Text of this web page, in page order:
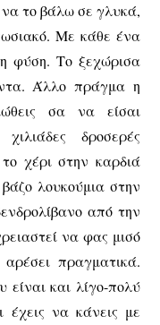
το βάλω σε γλυκά,
Με κάθε ένα
φύση. Το ξεχώρισα
Άλλο πράγμα η
σα να είσαι
δροσερές
χέρι στην καρδιά
λουκούμια στην
από την
να φας μισό
πραγματικά.
και λίγο-πολύ
έχεις να κάνεις με